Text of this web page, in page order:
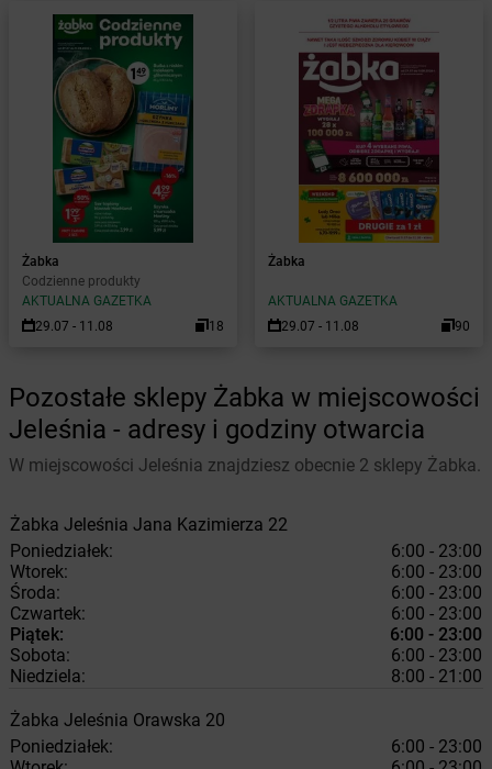
Żabka
Codzienne produkty
AKTUALNA GAZETKA
29.07 - 11.08
18
Żabka
AKTUALNA GAZETKA
29.07 - 11.08
90
Pozostałe sklepy Żabka w miejscowości
Jeleśnia - adresy i godziny otwarcia
W miejscowości Jeleśnia znajdziesz obecnie 2 sklepy Żabka.
Żabka Jeleśnia Jana Kazimierza 22
Poniedziałek:
6:00 - 23:00
Wtorek:
6:00 - 23:00
Środa:
6:00 - 23:00
Czwartek:
6:00 - 23:00
Piątek:
6:00 - 23:00
Sobota:
6:00 - 23:00
Niedziela:
8:00 - 21:00
Żabka Jeleśnia Orawska 20
Poniedziałek:
6:00 - 23:00